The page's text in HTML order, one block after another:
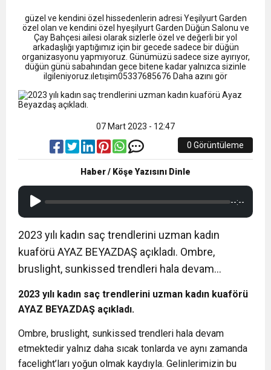
12:20 Faruk Koc Aslında Davacı Neden Gözaltında ;
21:51 Mohamed Salah’ın Trabzon’da İlk Sözleri!
güzel ve kendini özel hissedenlerin adresi Yeşilyurt Garden
özel olan ve kendini özel hyeşilyurt Garden Düğün Salonu ve
Çay Bahçesi ailesi olarak sizlerle özel ve değerli bir yol
arkadaşlığı yaptığımız için bir gecede sadece bir düğün
organizasyonu yapmıyoruz. Günümüzü sadece size ayırıyor,
düğün günü sabahından gece bitene kadar yalnızca sizinle
ilgileniyoruz.ıletışim05337685676 Daha azını gör
07 Mart 2023 - 12:47
0 Görüntüleme
Haber / Köşe Yazısını Dinle
--:--
2023 yılı kadın saç trendlerini uzman kadın
kuaförü AYAZ BEYAZDAŞ açıkladı. Ombre,
bruslight, sunkissed trendleri hala devam…
2023 yılı kadın saç trendlerini uzman kadın kuaförü
AYAZ BEYAZDAŞ açıkladı.
Ombre, bruslight, sunkissed trendleri hala devam
etmektedir yalnız daha sıcak tonlarda ve aynı zamanda
facelight’ları yoğun olmak kaydıyla. Gelinlerimizin bu